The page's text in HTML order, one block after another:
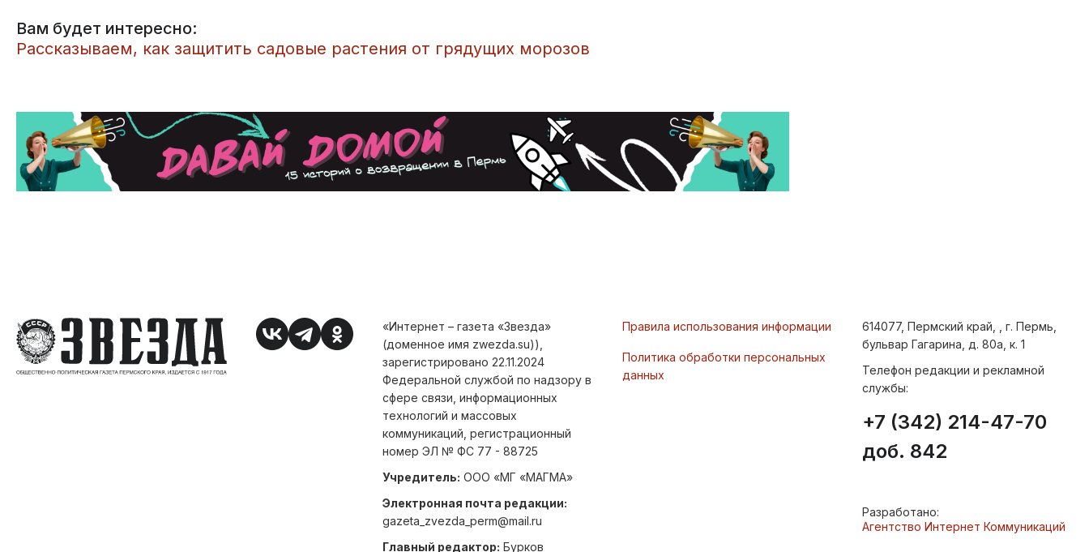
Вам будет интересно:
Рассказываем, как защитить садовые растения от грядущих морозов
«Интернет – газета «Звезда»
(доменное имя zwezda.su)),
зарегистрировано 22.11.2024
Федеральной службой по надзору в
сфере связи, информационных
технологий и массовых
коммуникаций, регистрационный
номер ЭЛ № ФС 77 - 88725
Учредитель: ООО «МГ «МАГМА»
Электронная почта редакции:
gazeta_zvezda_perm@mail.ru
Главный редактор: Бурков
Правила использования информации
Политика обработки персональных
данных
614077, Пермский край, , г. Пермь,
бульвар Гагарина, д. 80а, к. 1
Телефон редакции и рекламной
службы:
+7 (342) 214-47-70
доб. 842
Разработано:
Агентство Интернет Коммуникаций